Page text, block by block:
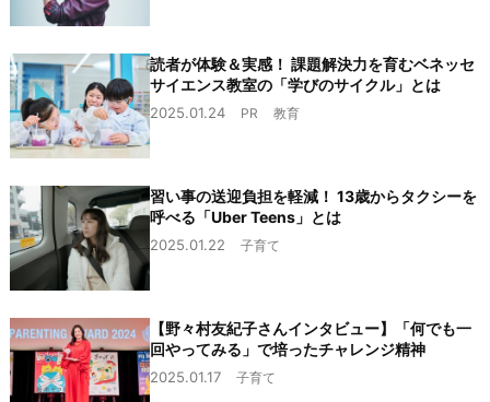
読者が体験＆実感！ 課題解決力を育むベネッセ
サイエンス教室の「学びのサイクル」とは
2025.01.24 PR 教育
習い事の送迎負担を軽減！ 13歳からタクシーを
呼べる「Uber Teens」とは
2025.01.22 子育て
【野々村友紀子さんインタビュー】「何でも一
回やってみる」で培ったチャレンジ精神
2025.01.17 子育て